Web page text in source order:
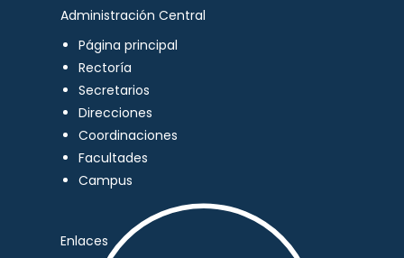
Administración Central
Página principal
Rectoría
Secretarios
Direcciones
Coordinaciones
Facultades
Campus
Enlaces